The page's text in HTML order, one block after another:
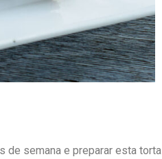
de semana e preparar esta torta